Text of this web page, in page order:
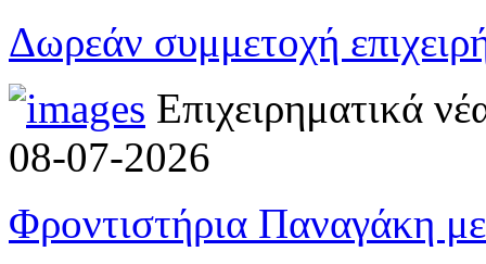
Δωρεάν συμμετοχή
Επιχειρηματικά
08-07-2026
Φροντιστήρια Παναγάκη με